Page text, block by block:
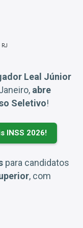
Leal Júnior
abre
Seletivo!
INSS 2026!
para candidatos
, com